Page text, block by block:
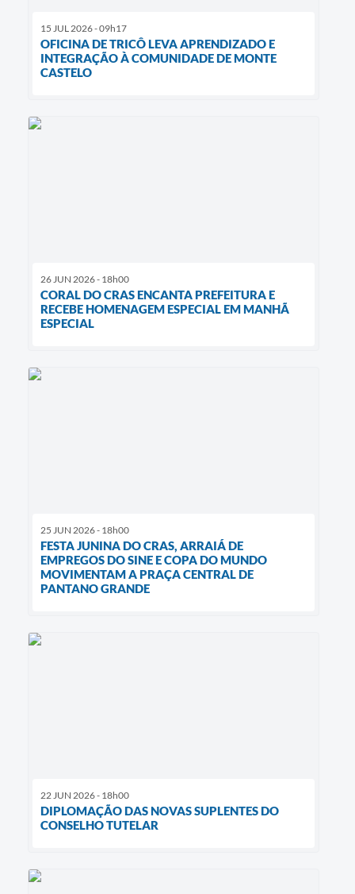
15 JUL 2026 - 09h17
OFICINA DE TRICÔ LEVA APRENDIZADO E
INTEGRAÇÃO À COMUNIDADE DE MONTE
CASTELO
26 JUN 2026 - 18h00
CORAL DO CRAS ENCANTA PREFEITURA E
RECEBE HOMENAGEM ESPECIAL EM MANHÃ
ESPECIAL
25 JUN 2026 - 18h00
FESTA JUNINA DO CRAS, ARRAIÁ DE
EMPREGOS DO SINE E COPA DO MUNDO
MOVIMENTAM A PRAÇA CENTRAL DE
PANTANO GRANDE
22 JUN 2026 - 18h00
DIPLOMAÇÃO DAS NOVAS SUPLENTES DO
CONSELHO TUTELAR